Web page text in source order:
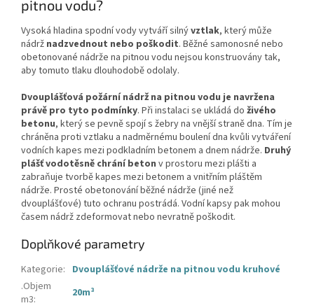
pitnou vodu?
Vysoká hladina spodní vody vytváří silnývztlak, který může
nádrž nadzvednout nebo poškodit. Běžné samonosné nebo
obetonované nádrže na pitnou vodu nejsou konstruovány tak,
aby tomuto tlaku dlouhodobě odolaly.
Dvouplášťová požární nádrž na pitnou vodu je navržena
právě pro tyto podmínky. Při instalaci se ukládá do živého
betonu, který se pevně spojí s žebry na vnější straně dna. Tím je
chráněna proti vztlaku a nadměrnému boulení dna kvůli vytváření
vodních kapes mezi podkladním betonem a dnem nádrže. Druhý
plášť vodotěsně chrání beton v prostoru mezi plášti a
zabraňuje tvorbě kapes mezi betonem a vnitřním pláštěm
nádrže. Prosté obetonování běžné nádrže (jiné než
dvouplášťové) tuto ochranu postrádá. Vodní kapsy pak mohou
časem nádrž zdeformovat nebo nevratně poškodit.
Doplňkové parametry
Kategorie: Dvouplášťové nádrže na pitnou vodu kruhové
.Objem
m3:
20m³